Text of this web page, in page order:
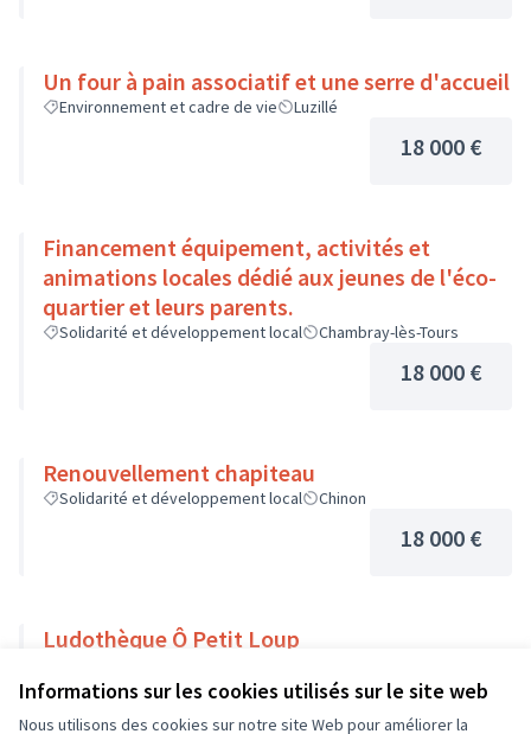
Informations sur les cookies utilisés sur le site web
Nous utilisons des cookies sur notre site Web pour améliorer la
Un four à pain associatif et une serre d'accueil
Environnement et cadre de vie Luzillé
18 000 €
Financement équipement, activités et
animations locales dédié aux jeunes de l'éco-
quartier et leurs parents.
Solidarité et développement local Chambray-lès-Tours
18 000 €
Renouvellement chapiteau
Solidarité et développement local Chinon
18 000 €
Ludothèque Ô Petit Loup
18 000 €